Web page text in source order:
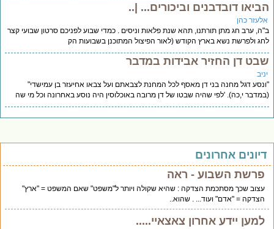
דובדבנים וביכורים... |..
כהן
ערב חג מתן תורתנו, תהא שנת פלאות וניסים . כמדי שבוע לפניכם סרטון שבועי קצר
ולפרשת נשא בארץ הקודש (לאור הפיצול המתוכנן בשבועות הק
דן החזיר אבידות במדבר
דגל מחנה בני דן מאסף לכל המחנת לצבאתם ועל צבאו אחיעזר בן עמישדי"
י,כה). 'לפי שהיה שבטו של דן מרובה באוכלוסין היה נוסע באחרונה וכל מי שה
אחרונים
פרשת השבוע - ראה
עצוב שכך מסתכמת הצדקה : שהיא שקולה ויותר ל"משפט" שאם המשפט = "ארץ"
הצדקה = "אדם" ועוד... . שהוא..
למען יידע אחרון צאצאיי.....